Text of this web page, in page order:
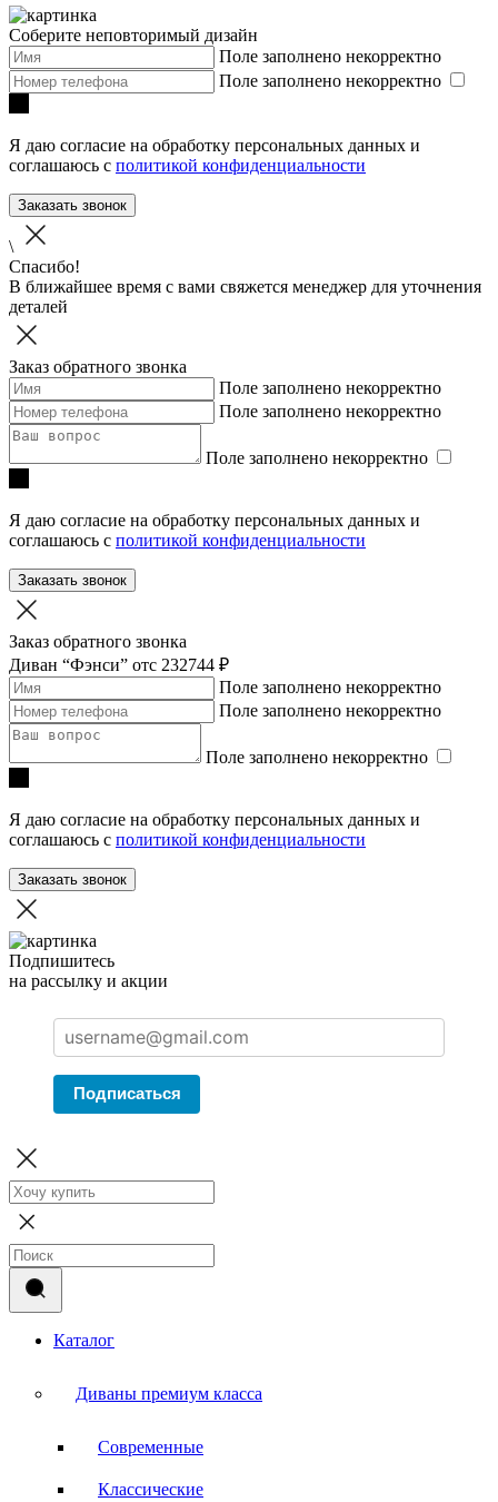
Соберите неповторимый дизайн
Поле заполнено некорректно
Поле заполнено некорректно
Я даю согласие на обработку персональных данных и
соглашаюсь с политикой конфиденциальности
Заказать звонок
\
Спасибо!
В ближайшее время с вами свяжется менеджер для уточнения
деталей
Заказ обратного звонка
Поле заполнено некорректно
Поле заполнено некорректно
Поле заполнено некорректно
Я даю согласие на обработку персональных данных и
соглашаюсь с политикой конфиденциальности
Заказать звонок
Заказ обратного звонка
Диван “Фэнси” отc 232744 ₽
Поле заполнено некорректно
Поле заполнено некорректно
Поле заполнено некорректно
Я даю согласие на обработку персональных данных и
соглашаюсь с политикой конфиденциальности
Заказать звонок
Подпишитесь
на рассылку и акции
Подписаться
Каталог
Диваны премиум класса
Современные
Классические